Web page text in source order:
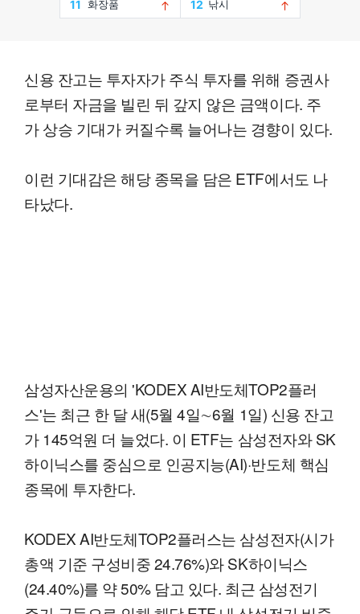
신용 잔고는 투자자가 주식 투자를 위해 증권사
로부터 자금을 빌린 뒤 갚지 않은 금액이다. 주
가 상승 기대가 커질수록 늘어나는 경향이 있다.
이런 기대감은 해당 종목을 담은 ETF에서도 나
타났다.
삼성자산운용의 'KODEX AI반도체TOP2플러
스'는 최근 한 달 새(5월 4일∼6월 1일) 신용 잔고
가 145억원 더 늘었다. 이 ETF는 삼성전자와 SK
하이닉스를 중심으로 인공지능(AI)·반도체 핵심
종목에 투자한다.
KODEX AI반도체TOP2플러스는 삼성전자(시가
총액 기준 구성비중 24.76%)와 SK하이닉스
(24.40%)를 약 50% 담고 있다. 최근 삼성전기